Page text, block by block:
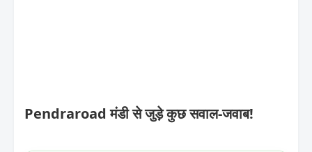
Pendraroad मंडी से जुड़े कुछ सवाल-जवाब!